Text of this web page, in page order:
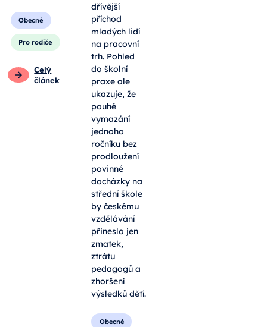
Obecné
Pro rodiče
Celý
článek
dřívější
příchod
mladých lidí
na pracovní
trh. Pohled
do školní
praxe ale
ukazuje, že
pouhé
vymazání
jednoho
ročníku bez
prodloužení
povinné
docházky na
střední škole
by českému
vzdělávání
přineslo jen
zmatek,
ztrátu
pedagogů a
zhoršení
výsledků dětí.
Obecné